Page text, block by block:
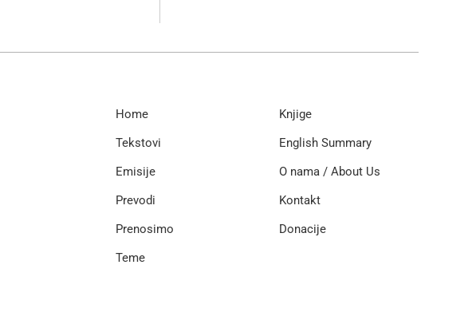
Home
Tekstovi
Emisije
Prevodi
Prenosimo
Teme
Knjige
English Summary
O nama / About Us
Kontakt
Donacije